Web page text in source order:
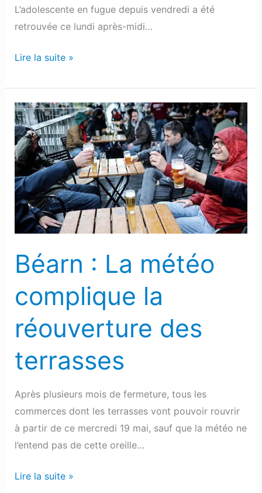
L’adolescente en fugue depuis vendredi a été
retrouvée ce lundi après-midi…
Lire la suite »
Béarn : La météo
complique la
réouverture des
terrasses
Après plusieurs mois de fermeture, tous les
commerces dont les terrasses vont pouvoir rouvrir
à partir de ce mercredi 19 mai, sauf que la météo ne
l’entend pas de cette oreille…
Béarn
:
La
météo
complique
la
réouverture
des
Lire la suite »